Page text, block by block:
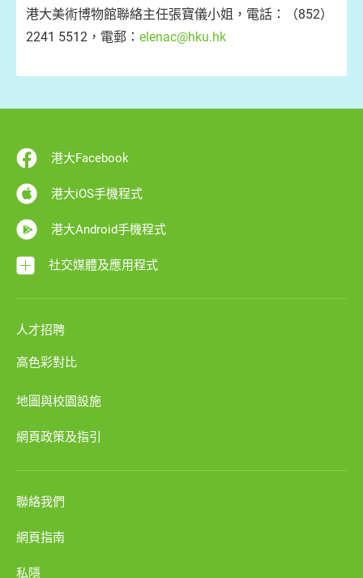
港大美術博物館聯絡主任張寶儀小姐，電話：（852）
2241 5512，電郵： elenac@hku.hk
港大Facebook
港大iOS手機程式
港大Android手機程式
社交媒體及應用程式
人才招聘
高色彩對比
地圖與校園設施
網頁政策及指引
聯絡我們
網頁指南
私隱